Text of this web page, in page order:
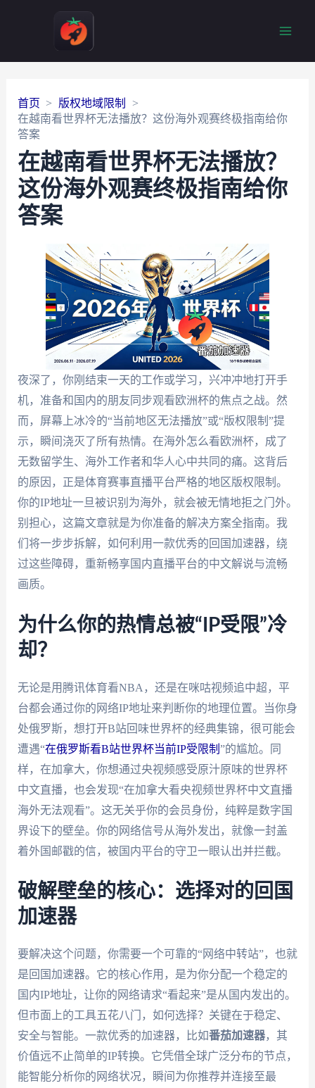
首页
版权地域限制
在越南看世界杯无法播放？这份海外观赛终极指南给你
答案
在越南看世界杯无法播放？
这份海外观赛终极指南给你
答案
夜深了，你刚结束一天的工作或学习，兴冲冲地打开手
机，准备和国内的朋友同步观看欧洲杯的焦点之战。然
而，屏幕上冰冷的“当前地区无法播放”或“版权限制”提
示，瞬间浇灭了所有热情。在海外怎么看欧洲杯，成了
无数留学生、海外工作者和华人心中共同的痛。这背后
的原因，正是体育赛事直播平台严格的地区版权限制。
你的IP地址一旦被识别为海外，就会被无情地拒之门外。
别担心，这篇文章就是为你准备的解决方案全指南。我
们将一步步拆解，如何利用一款优秀的回国加速器，绕
过这些障碍，重新畅享国内直播平台的中文解说与流畅
画质。
为什么你的热情总被“IP受限”冷
却？
无论是用腾讯体育看NBA，还是在咪咕视频追中超，平
台都会通过你的网络IP地址来判断你的地理位置。当你身
处俄罗斯，想打开B站回味世界杯的经典集锦，很可能会
遭遇“在俄罗斯看B站世界杯当前IP受限制 ”的尴尬。同
样，在加拿大，你想通过央视频感受原汁原味的世界杯
中文直播，也会发现“在加拿大看央视频世界杯中文直播
海外无法观看”。这无关乎你的会员身份，纯粹是数字国
界设下的壁垒。你的网络信号从海外发出，就像一封盖
着外国邮戳的信，被国内平台的守卫一眼认出并拦截。
破解壁垒的核心：选择对的回国
加速器
要解决这个问题，你需要一个可靠的“网络中转站”，也就
是回国加速器。它的核心作用，是为你分配一个稳定的
国内IP地址，让你的网络请求“看起来”是从国内发出的。
但市面上的工具五花八门，如何选择？关键在于稳定、
安全与智能。一款优秀的加速器，比如番茄加速器，其
价值远不止简单的IP转换。它凭借全球广泛分布的节点，
能智能分析你的网络状况，瞬间为你推荐并连接至最